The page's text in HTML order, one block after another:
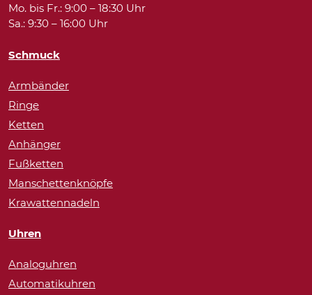
Mo. bis Fr.: 9:00 – 18:30 Uhr
Sa.: 9:30 – 16:00 Uhr
Schmuck
Armbänder
Ringe
Ketten
Anhänger
Fußketten
Manschettenknöpfe
Krawattennadeln
Uhren
Analoguhren
Automatikuhren